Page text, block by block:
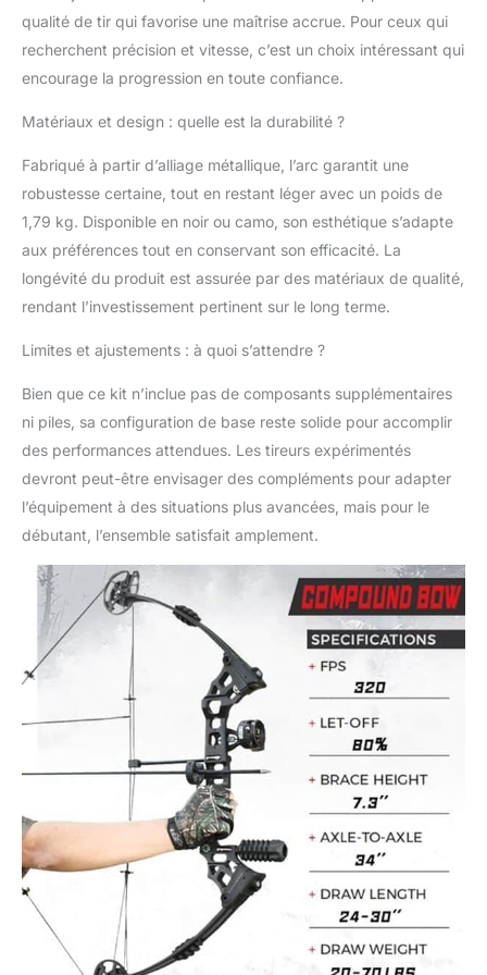
durabilité supérieures.
La combinaison du
riser en alliage
membres en Gordon
synergie parfaite pour
des performances
cohérentes et fiables.
「Cohérence au cœur
de l'arc」Avec les
membres en Gordon
Fiberglas, ces arcs
garantissent des
performances
membres frappent
l'équilibre idéal entre
flexibilité et force,
garantissant que
chaque tir reste fiable
et sur cible, quelles que
soient les conditions
environnementales.
Décrochage accru」
Tirer un arc demande
un effort physique,
mais les arcs
composites intègrent
un ingénieux
mécanisme de
décrochage. Avec un
décrochage
remarquable de 80%,
vous aurez un poids
réduit en maintenant la
traction complète,
permettant une
précision améliorée et
「Ensemble d'arc
qualité de tir qui favorise une maîtrise accrue. Pour ceux qui
recherchent précision et vitesse, c’est un choix intéressant qui
encourage la progression en toute confiance.
Matériaux et design : quelle est la durabilité ?
Fabriqué à partir d’alliage métallique, l’arc garantit une
robustesse certaine, tout en restant léger avec un poids de
1,79 kg. Disponible en noir ou camo, son esthétique s’adapte
aux préférences tout en conservant son efficacité. La
longévité du produit est assurée par des matériaux de qualité,
rendant l’investissement pertinent sur le long terme.
Limites et ajustements : à quoi s’attendre ?
Bien que ce kit n’inclue pas de composants supplémentaires
ni piles, sa configuration de base reste solide pour accomplir
des performances attendues. Les tireurs expérimentés
devront peut-être envisager des compléments pour adapter
l’équipement à des situations plus avancées, mais pour le
débutant, l’ensemble satisfait amplement.